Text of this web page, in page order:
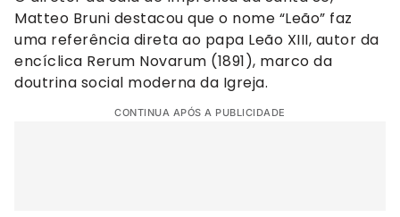
Matteo Bruni destacou que o nome “Leão” faz
uma referência direta ao papa Leão XIII, autor da
encíclica Rerum Novarum (1891), marco da
doutrina social moderna da Igreja.
CONTINUA APÓS A PUBLICIDADE